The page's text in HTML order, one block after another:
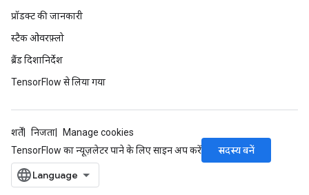
प्रॉडक्ट की जानकारी
स्टैक ओवरफ़्लो
ब्रैंड दिशानिर्देश
TensorFlow से लिया गया
शर्तें निजता
Manage cookies
TensorFlow का न्यूज़लेटर पाने के लिए साइन अप करें
सदस्य बनें